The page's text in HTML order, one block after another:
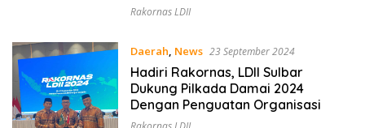
Rakornas LDII
Daerah, News 23 September 2024
Hadiri Rakornas, LDII Sulbar
Dukung Pilkada Damai 2024
Dengan Penguatan Organisasi